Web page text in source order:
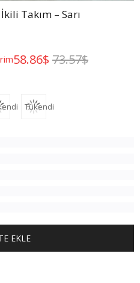
Takım – Sarı
73.57$
58.86$
Tükendi